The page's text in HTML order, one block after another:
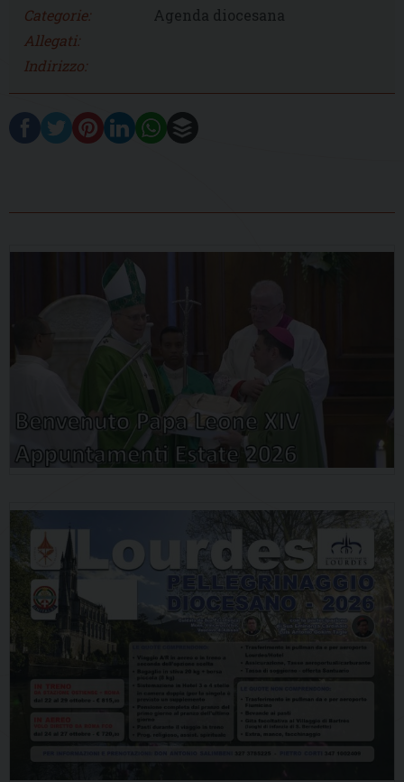
Categorie:
Agenda diocesana
Allegati:
Indirizzo: